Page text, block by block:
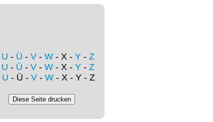
U - Ü - V - W - X - Y - Z
U - Ü - V - W - X - Y - Z
U - Ü - V- W- X - Y - Z